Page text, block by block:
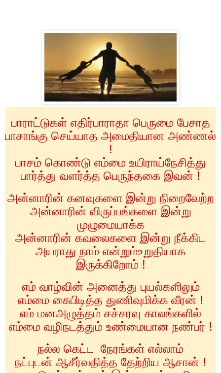
பாராட்டுகள் எதிர்பாராதா பெருமை பேசாத
பாசாங்கு செய்யாத அமைதியான அண்ணல்
!
பாசம் கொண்டு எம்மை உயிராய்நேசித்து
பார்த்து வளர்த்த பெருந்தகை இவன் !
அன்னாரின் கனவுகளை இன்று நிறைவேற்ற
அன்னாரின் விருப்பங்களை இன்று
முழுமையாக்க
அன்னாரின் கவலைகளை இன்று நீக்கிட
அயராது நாம் என்றும்உறுதியாக
இருக்கிறோம் !
எம் வாழ்வின் அனைத்து புயல்களிலும்
எம்மை கைபிடித்த துணிவுமிக்க வீரன் !
எம் மனஅழுத்தம் சச்சரவு காலங்களில்
எம்மை வழிநடத்தும் உண்மையான நண்பர் !
நல்ல கெட்ட
நேரங்கள் எல்லாம்
நட்புடன் ஆசீர்வதித்த தேற்றிய ஆசான் !